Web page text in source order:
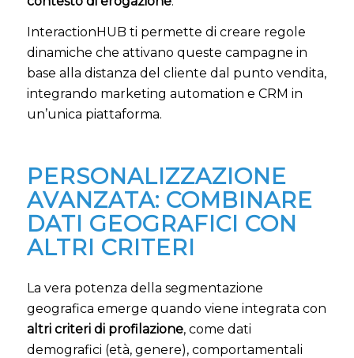
InteractionHUB ti permette di creare regole
dinamiche che attivano queste campagne in
base alla distanza del cliente dal punto vendita,
integrando marketing automation e CRM in
un’unica piattaforma.
PERSONALIZZAZIONE
AVANZATA: COMBINARE
DATI GEOGRAFICI CON
ALTRI CRITERI
La vera potenza della segmentazione
geografica emerge quando viene integrata con
altri criteri di profilazione, come dati
demografici (età, genere), comportamentali